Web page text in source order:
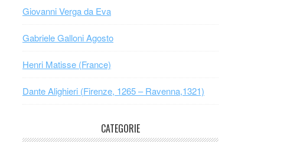
Giovanni Verga da Eva
Gabriele Galloni Agosto
Henri Matisse (France)
Dante Alighieri (Firenze, 1265 – Ravenna,1321)
CATEGORIE